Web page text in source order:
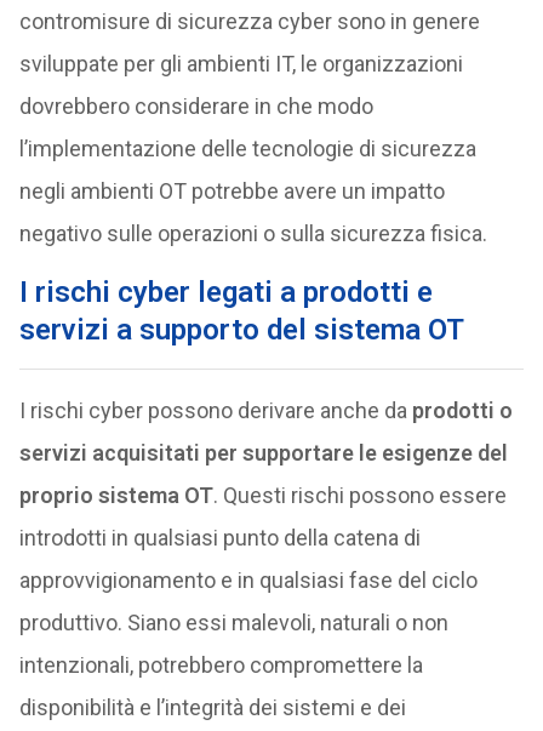
contromisure di sicurezza cyber sono in genere
sviluppate per gli ambienti IT, le organizzazioni
dovrebbero considerare in che modo
l’implementazione delle tecnologie di sicurezza
negli ambienti OT potrebbe avere un impatto
negativo sulle operazioni o sulla sicurezza fisica.
I rischi cyber legati a prodotti e
servizi a supporto del sistema OT
I rischi cyber possono derivare anche daprodotti o
servizi acquisitati per supportare le esigenze del
proprio sistema OT. Questi rischi possono essere
introdotti in qualsiasi punto della catena di
approvvigionamento e in qualsiasi fase del ciclo
produttivo. Siano essi malevoli, naturali o non
intenzionali, potrebbero compromettere la
disponibilità e l’integrità dei sistemi e dei